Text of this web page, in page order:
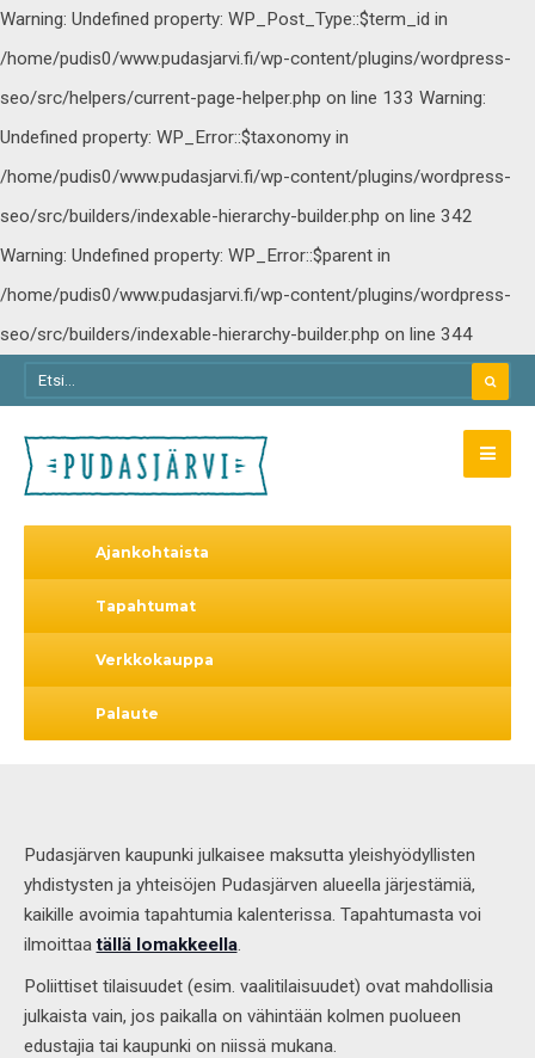
Warning: Undefined property: WP_Post_Type::$term_id in
/home/pudis0/www.pudasjarvi.fi/wp-content/plugins/wordpress-
seo/src/helpers/current-page-helper.php on line 133 Warning:
Undefined property: WP_Error::$taxonomy in
/home/pudis0/www.pudasjarvi.fi/wp-content/plugins/wordpress-
seo/src/builders/indexable-hierarchy-builder.php on line 342
Warning: Undefined property: WP_Error::$parent in
/home/pudis0/www.pudasjarvi.fi/wp-content/plugins/wordpress-
seo/src/builders/indexable-hierarchy-builder.php on line 344
Ajankohtaista
Tapahtumat
Verkkokauppa
Palaute
Pudasjärven kaupunki julkaisee maksutta yleishyödyllisten
yhdistysten ja yhteisöjen Pudasjärven alueella järjestämiä,
kaikille avoimia tapahtumia kalenterissa. Tapahtumasta voi
ilmoittaatällä lomakkeella.
Poliittiset tilaisuudet (esim. vaalitilaisuudet) ovat mahdollisia
julkaista vain, jos paikalla on vähintään kolmen puolueen
edustajia tai kaupunki on niissä mukana.